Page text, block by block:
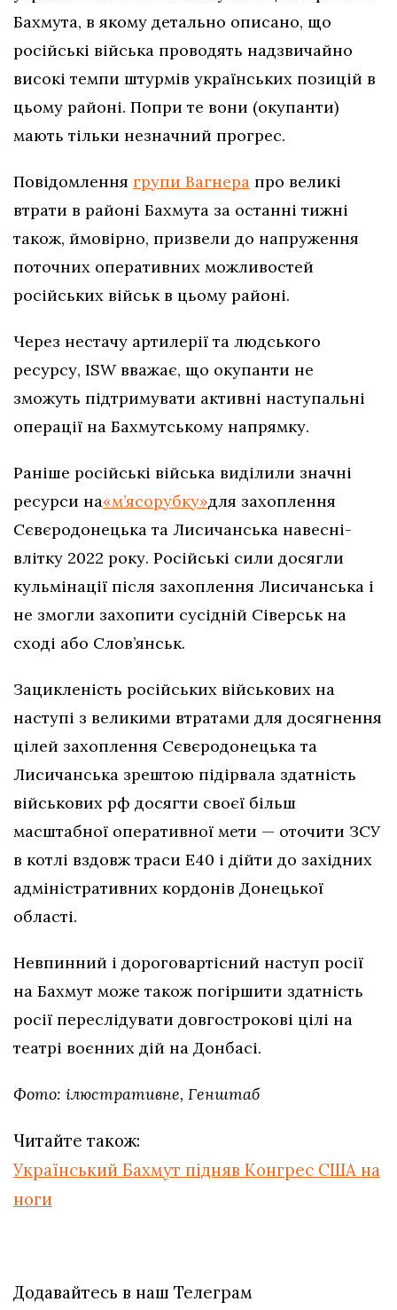
Бахмута, в якому детально описано, що
російські війська проводять надзвичайно
високі темпи штурмів українських позицій в
цьому районі. Попри те вони (окупанти)
мають тільки незначний прогрес.
Повідомлення групи Вагнера про великі
втрати в районі Бахмута за останні тижні
також, ймовірно, призвели до напруження
поточних оперативних можливостей
російських військ в цьому районі.
Через нестачу артилерії та людського
ресурсу, ISW вважає, що окупанти не
зможуть підтримувати активні наступальні
операції на Бахмутському напрямку.
Раніше російські війська виділили значні
ресурси на«м’ясорубку»для захоплення
Сєвєродонецька та Лисичанська навесні-
влітку 2022 року. Російські сили досягли
кульмінації після захоплення Лисичанська і
не змогли захопити сусідній Сіверськ на
сході або Слов’янськ.
Зацикленість російських військових на
наступі з великими втратами для досягнення
цілей захоплення Сєвєродонецька та
Лисичанська зрештою підірвала здатність
військових рф досягти своєї більш
масштабної оперативної мети — оточити ЗСУ
в котлі вздовж траси Е40 і дійти до західних
адміністративних кордонів Донецької
області.
Невпинний і дороговартісний наступ росії
на Бахмут може також погіршити здатність
росії переслідувати довгострокові цілі на
театрі воєнних дій на Донбасі.
Фото: ілюстративне, Генштаб
Читайте також:
Український Бахмут підняв Конгрес США на
ноги
Додавайтесь в наш Телеграм